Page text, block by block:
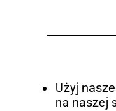
Użyj
na naszej